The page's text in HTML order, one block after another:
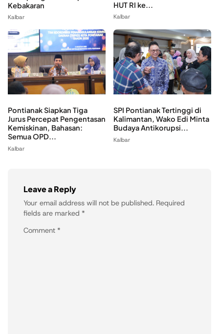
Kebakaran
Kalbar
HUT RI ke...
Kalbar
Pontianak Siapkan Tiga
Jurus Percepat Pengentasan
Kemiskinan, Bahasan:
Semua OPD...
Kalbar
SPI Pontianak Tertinggi di
Kalimantan, Wako Edi Minta
Budaya Antikorupsi...
Kalbar
Leave a Reply
Your email address will not be published. Required
fields are marked *
Comment *